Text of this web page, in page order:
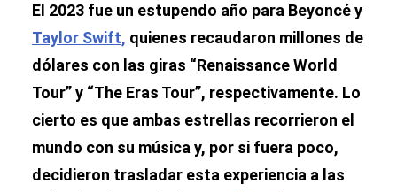
El 2023 fue un estupendo año para Beyoncé y
Taylor Swift, quienes recaudaron millones de
dólares con las giras “Renaissance World
Tour” y “The Eras Tour”, respectivamente. Lo
cierto es que ambas estrellas recorrieron el
mundo con su música y, por si fuera poco,
decidieron trasladar esta experiencia a las